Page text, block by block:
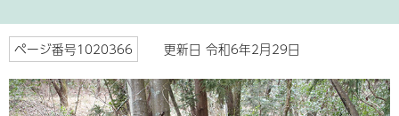
ページ番号1020366 更新日 令和6年2月29日